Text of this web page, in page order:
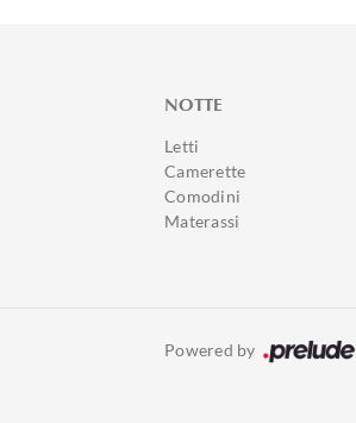
NOTTE
Letti
Camerette
Comodini
Materassi
Powered by